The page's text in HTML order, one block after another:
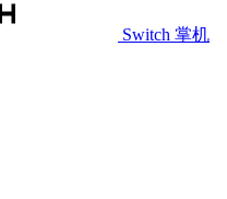
Switch 掌机